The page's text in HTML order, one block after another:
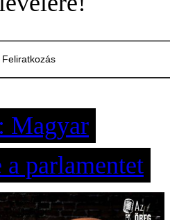
Feliratkozás
Magyar
parlamentet